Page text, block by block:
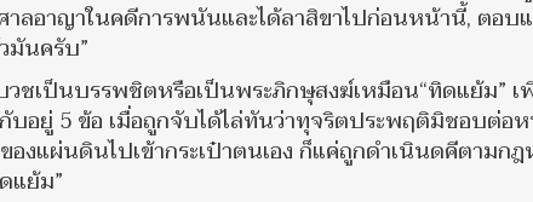
ลอาญาในคดีการพนันและได้ลาสิขาไปก่อนหน้านี้, ตอบ
มันครับ”
วชเป็นบรรพชิตหรือเป็นพระภิกษุสงฆ์เหมือน“ทิดแย้ม” เ
อยู่ 5 ข้อ เมื่อถูกจับได้ไล่ทันว่าทุจริตประพฤติมิชอบต่อ
แผ่นดินไปเข้ากระเป๋าตนเอง ก็แค่ถูกดำเนินดคีตามก
แย้ม”